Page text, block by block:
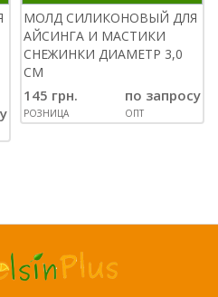
МОЛД СИЛИКОНОВЫЙ ДЛЯ
АЙСИНГА И МАСТИКИ
СНЕЖИНКИ ДИАМЕТР 3,0
СМ
145 грн.
РОЗНИЦА
по запросу
ОПТ